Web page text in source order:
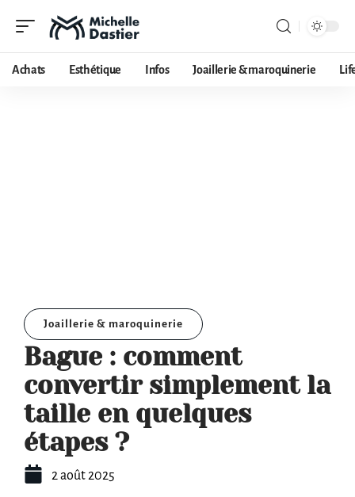
Achats Esthétique Infos Joaillerie & maroquinerie
Joaillerie & maroquinerie
Bague : comment
convertir simplement la
taille en quelques
étapes ?
2 août 2025